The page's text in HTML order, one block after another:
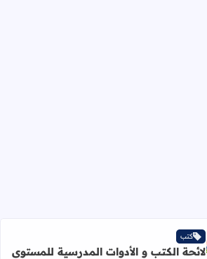
كتب
لائحة الكتب و الأدوات المدرسية للمستوى